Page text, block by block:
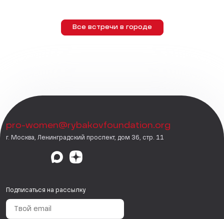
Все встречи в городе
pro-women@rybakovfoundation.org
г. Москва, Ленинградский проспект, дом 36, стр. 11
Подписаться на рассылку